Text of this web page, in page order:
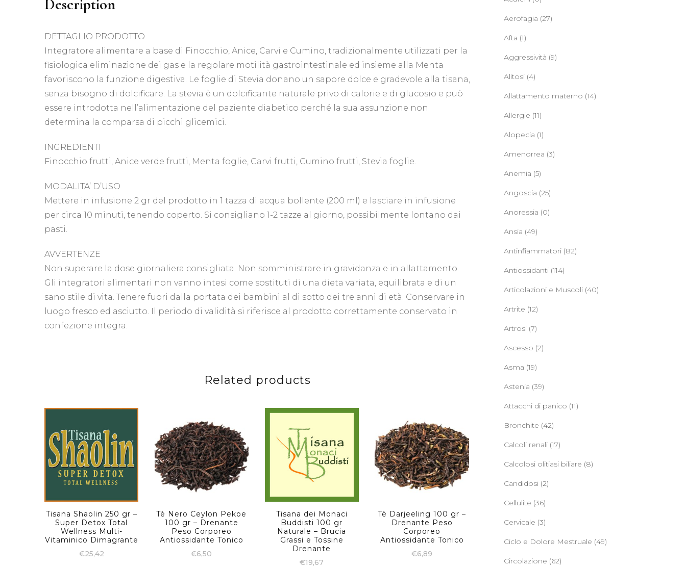
Description
DETTAGLIO PRODOTTO
Integratore alimentare a base di Finocchio, Anice, Carvi e Cumino, tradizionalmente utilizzati per la
fisiologica eliminazione dei gas e la regolare motilità gastrointestinale ed insieme alla Menta
favoriscono la funzione digestiva. Le foglie di Stevia donano un sapore dolce e gradevole alla tisana,
senza bisogno di dolcificare. La stevia è un dolcificante naturale privo di calorie e di glucosio e può
essere introdotta nell’alimentazione del paziente diabetico perché la sua assunzione non
determina la comparsa di picchi glicemici.
INGREDIENTI
Finocchio frutti, Anice verde frutti, Menta foglie, Carvi frutti, Cumino frutti, Stevia foglie.
MODALITA’ D’USO
Mettere in infusione 2 gr del prodotto in 1 tazza di acqua bollente (200 ml) e lasciare in infusione
per circa 10 minuti, tenendo coperto. Si consigliano 1-2 tazze al giorno, possibilmente lontano dai
pasti.
AVVERTENZE
Non superare la dose giornaliera consigliata. Non somministrare in gravidanza e in allattamento.
Gli integratori alimentari non vanno intesi come sostituti di una dieta variata, equilibrata e di un
sano stile di vita. Tenere fuori dalla portata dei bambini al di sotto dei tre anni di età. Conservare in
luogo fresco ed asciutto. Il periodo di validità si riferisce al prodotto correttamente conservato in
confezione integra.
Related products
Tisana Shaolin 250 gr –
Super Detox Total
Wellness Multi-
Vitaminico Dimagrante
€25,42
Tè Nero Ceylon Pekoe
100 gr – Drenante
Peso Corporeo
Antiossidante Tonico
€6,50
Tisana dei Monaci
Buddisti 100 gr
Naturale – Brucia
Grassi e Tossine
Drenante
€19,67
Tè Darjeeling 100 gr –
Drenante Peso
Corporeo
Antiossidante Tonico
€6,89
Aerofagia (27)
Afta (1)
Aggressività (9)
Alitosi (4)
Allattamento materno (14)
Allergie (11)
Alopecia (1)
Amenorrea (3)
Anemia (5)
Angoscia (25)
Anoressia (0)
Ansia (49)
Antinfiammatori (82)
Antiossidanti (114)
Articolazioni e Muscoli (40)
Artrite (12)
Artrosi (7)
Ascesso (2)
Asma (19)
Astenia (39)
Attacchi di panico (11)
Bronchite (42)
Calcoli renali (17)
Calcolosi olitiasi biliare (8)
Candidosi (2)
Cellulite (36)
Cervicale (3)
Ciclo e Dolore Mestruale (49)
Circolazione (62)